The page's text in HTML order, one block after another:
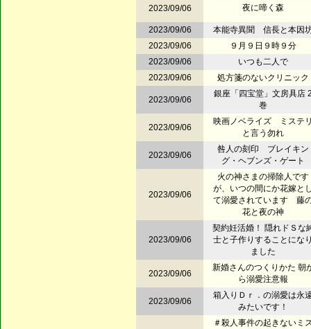
2023/09/06 夜に啼く森
2023/09/06
本能寺異聞 信長と本因
2023/09/06
９月９日９時９分
2023/09/06
いつも二人で
2023/09/06
処方箋のないクリニック
2023/09/06
銀座「四宝堂」文房具店
巻
2023/09/06
映画ノベライズ ミステ
と言う勿れ
2023/09/06
咎人の刻印 ブレイキン
グ・ヘブンズ・ゲート
2023/09/06
火の神さまの掃除人です
が、いつの間にか花嫁と
て溺愛されています 藤
花と夜の神
2023/09/06
契約妊活婚！ 隠れドＳな
士と子作りすることにな
ました
2023/09/06
新婚さんのつくりかた 朝
ら溺愛注意報
2023/09/06
箱入りＤｒ．の溺愛は永
みたいです！
＃殺人事件の起きないミ